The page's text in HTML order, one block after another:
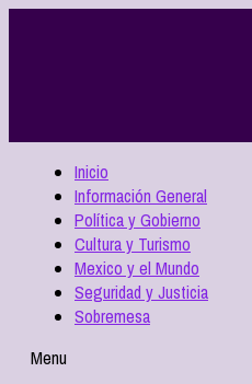
Inicio
Información General
Política y Gobierno
Cultura y Turismo
Mexico y el Mundo
Seguridad y Justicia
Sobremesa
Menu